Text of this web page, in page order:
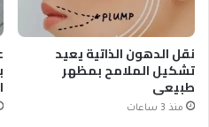
نقل الدهون الذاتية يعيد
تشكيل الملامح بمظهر
طبيعي
منذ 3 ساعات